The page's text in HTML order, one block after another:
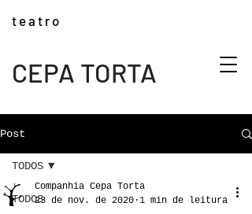
CEPA TORTA
t e a t r o
Post
TODOS
TODOS
Companhia Cepa Torta
23 de nov. de 2020 1 min de leitura